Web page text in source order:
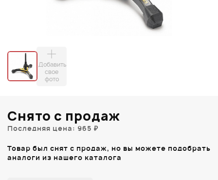
Добавить
свое
фото
Снято с продаж
Последняя цена: 965 ₽
Товар был снят с продаж, но вы можете подобрать
аналоги из нашего каталога